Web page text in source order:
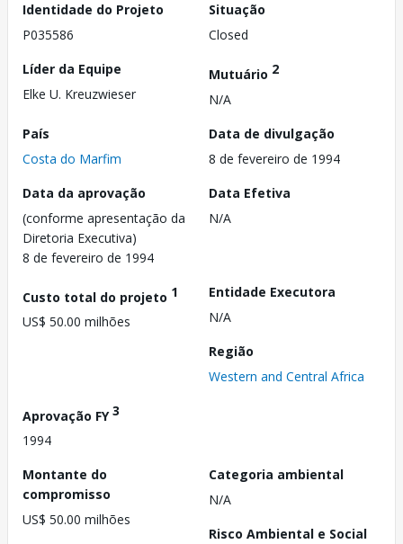
Identidade do Projeto
P035586
Situação
Closed
Líder da Equipe
Elke U. Kreuzwieser
Mutuário 2
N/A
País
Costa do Marfim
Data de divulgação
8 de fevereiro de 1994
Data da aprovação
(conforme apresentação da
Diretoria Executiva)
8 de fevereiro de 1994
Data Efetiva
N/A
Custo total do projeto 1
US$ 50.00 milhões
Entidade Executora
N/A
Região
Western and Central Africa
Aprovação FY3
1994
Montante do
compromisso
US$ 50.00 milhões
Categoria ambiental
N/A
Risco Ambiental e Social